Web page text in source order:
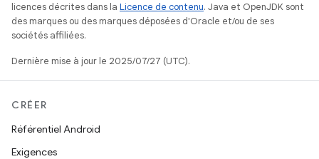
licences décrites dans la Licence de contenu. Java et OpenJDK sont
des marques ou des marques déposées d'Oracle et/ou de ses
sociétés affiliées.
Dernière mise à jour le 2025/07/27 (UTC).
CRÉER
Référentiel Android
Exigences